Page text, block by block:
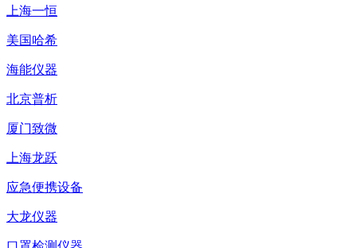
上海一恒
美国哈希
海能仪器
北京普析
厦门致微
上海龙跃
应急便携设备
大龙仪器